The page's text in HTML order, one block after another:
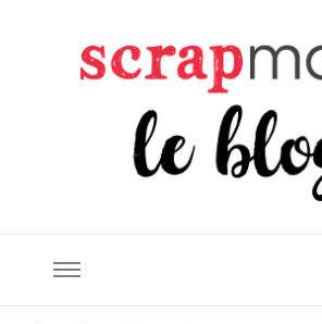
Le Blog Loisirs